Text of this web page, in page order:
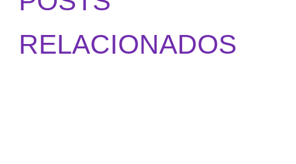
RELACIONADOS